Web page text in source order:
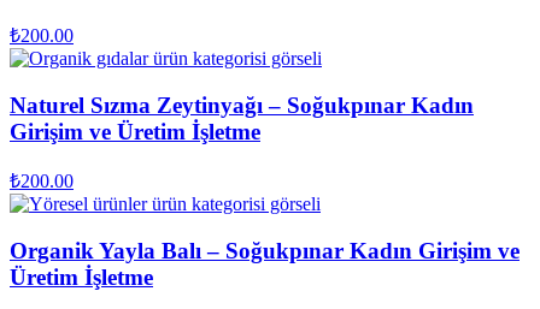
₺200.00
Naturel Sızma Zeytinyağı – Soğukpınar Kadın
Girişim ve Üretim İşletme
₺200.00
Organik Yayla Balı – Soğukpınar Kadın Girişim ve
Üretim İşletme